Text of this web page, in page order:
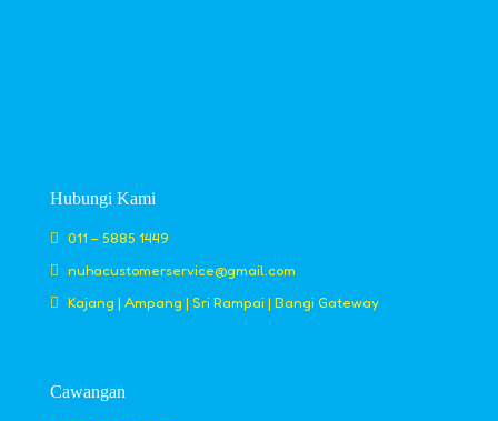
Hubungi Kami
011 – 5885 1449
nuhacustomerservice@gmail.com
Kajang | Ampang | Sri Rampai | Bangi Gateway
Cawangan